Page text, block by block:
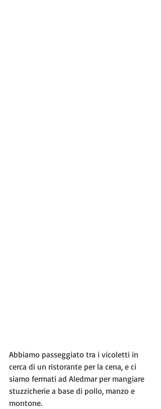
Abbiamo passeggiato tra i vicoletti in
cerca di un ristorante per la cena, e ci
siamo fermati ad Aledmar per mangiare
stuzzicherie a base di pollo, manzo e
montone.